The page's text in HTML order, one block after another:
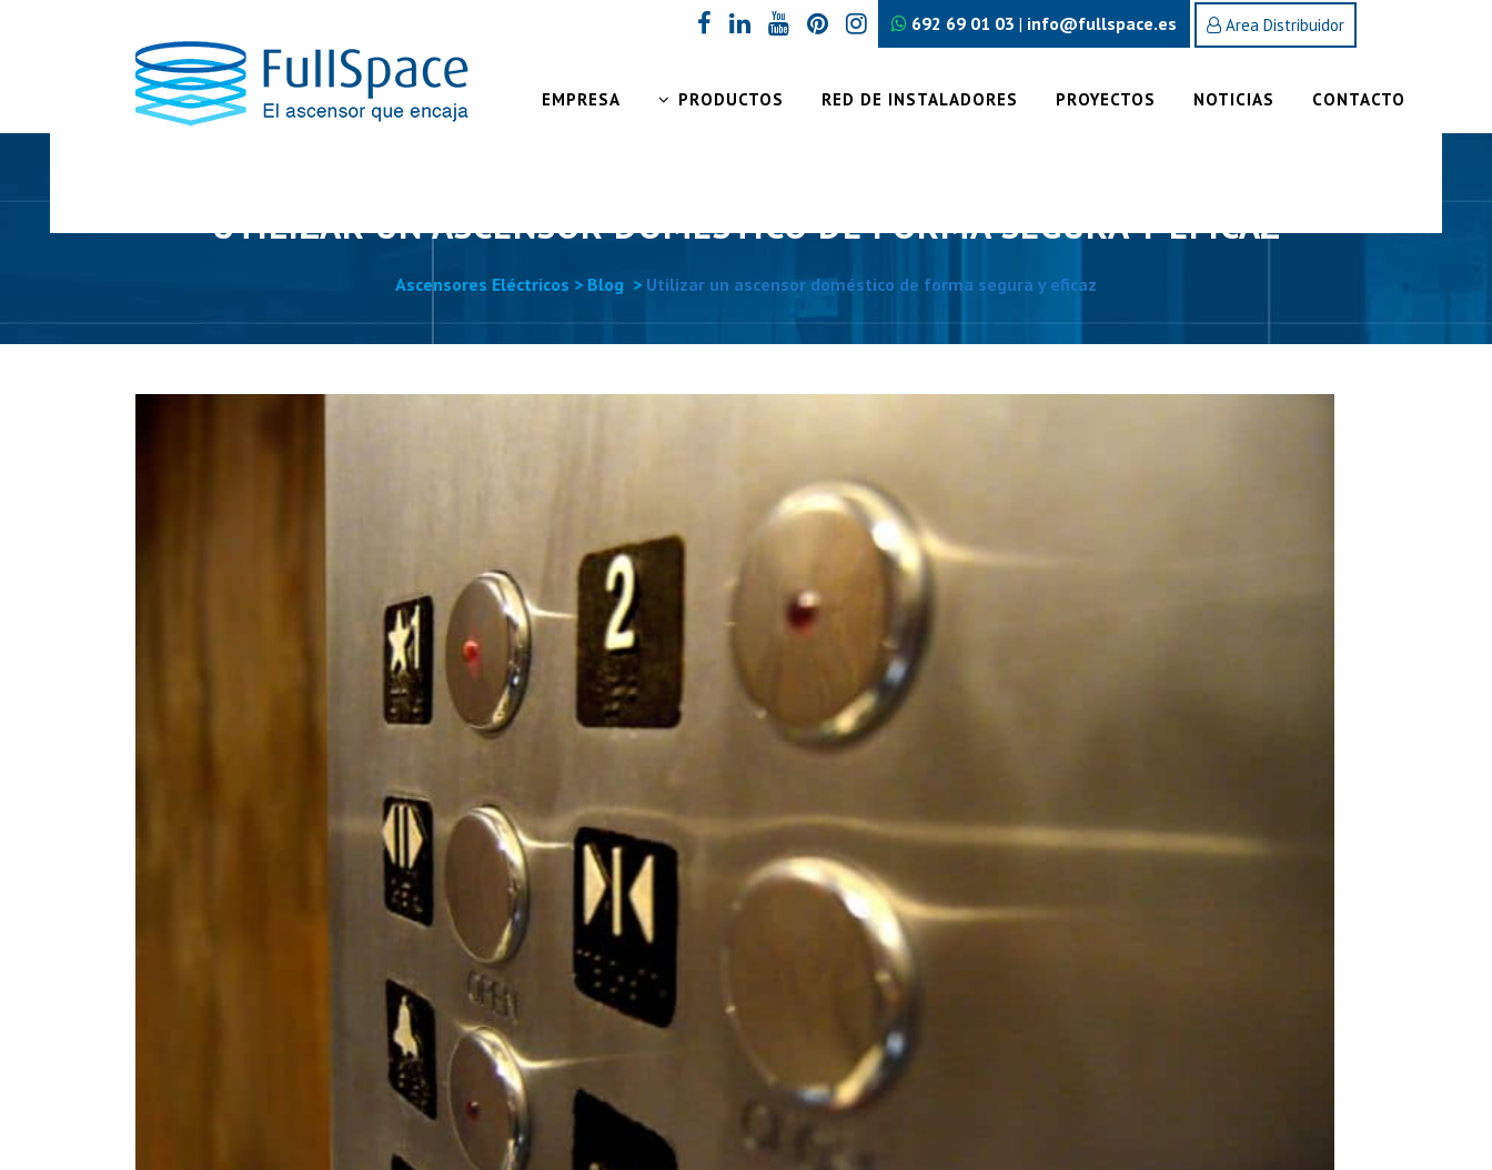
692 69 01 03 | info@fullspace.es Area Distribuidor
EMPRESA PRODUCTOS RED DE INSTALADORES PROYECTOS NOTICIAS CONTACTO
UTILIZAR UN ASCENSOR DOMÉSTICO DE FORMA SEGURA Y EFICAZ
Ascensores Eléctricos > Blog > Utilizar un ascensor doméstico de forma segura y eficaz